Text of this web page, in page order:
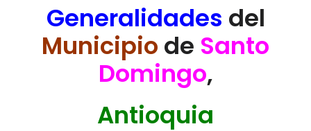
Generalidades del
Municipio de Santo
Domingo,
Antioquia